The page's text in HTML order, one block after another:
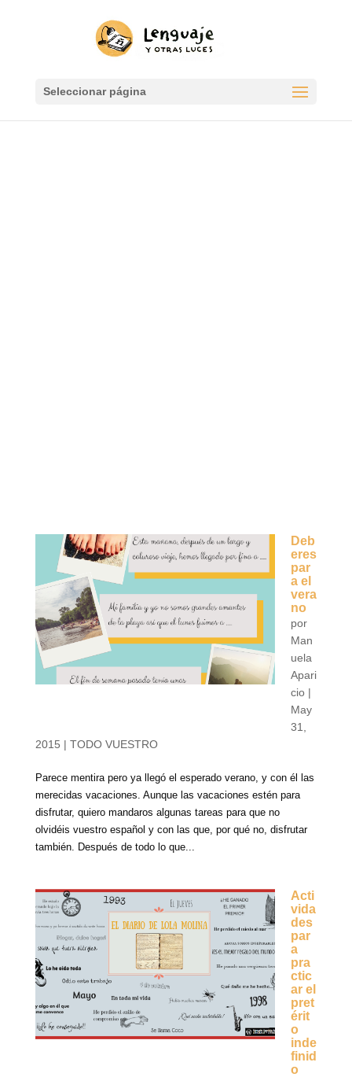
Seleccionar página
Deb
eres
par
a el
vera
no
por
Man
uela
Apari
cio|
May
31,
2015 | TODO VUESTRO
Parece mentira pero ya llegó el esperado verano, y con él las
merecidas vacaciones. Aunque las vacaciones estén para
disfrutar, quiero mandaros algunas tareas para que no
olvidéis vuestro español y con las que, por qué no, disfrutar
también. Después de todo lo que...
Acti
vida
des
par
a
pra
ctic
ar el
pret
érit
o
inde
finid
o